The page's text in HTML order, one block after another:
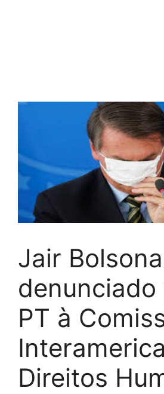
Jair
denunciado
PT à
Direitos